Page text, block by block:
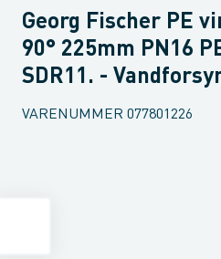
Georg Fischer PE
90° 225mm PN16
SDR11. -
VARENUMMER 077801226